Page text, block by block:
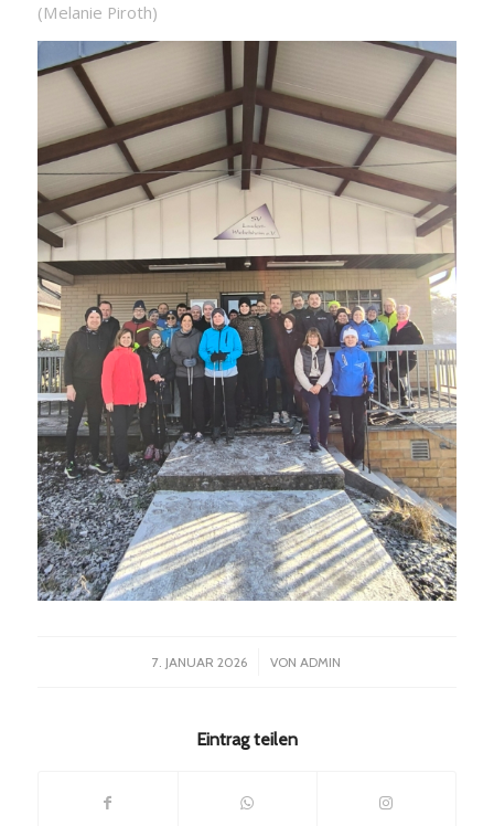
(Melanie Piroth)
7. JANUAR 2026
/ VONADMIN
Eintrag teilen